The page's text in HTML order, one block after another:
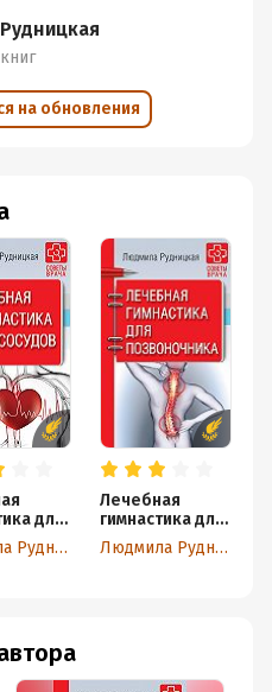
на обновления
для
Людмила Рудницкая
Лечебная
гимнастика для
позвоночника Людмила Рудницкая